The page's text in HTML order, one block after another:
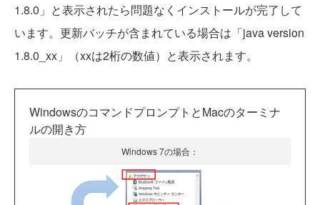
1.8.0」と表示されたら問題なくインストールが完了して
います。更新バッチが含まれている場合は「java version
1.8.0_xx」（xxは2桁の数値）と表示されます。
WindowsのコマンドプロンプトとMacのターミナ
ルの開き方
Windows 7の場合：